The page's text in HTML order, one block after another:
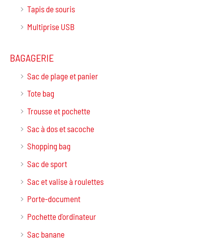
Tapis de souris
Multiprise USB
BAGAGERIE
Sac de plage et panier
Tote bag
Trousse et pochette
Sac à dos et sacoche
Shopping bag
Sac de sport
Sac et valise à roulettes
Porte-document
Pochette d'ordinateur
Sac banane